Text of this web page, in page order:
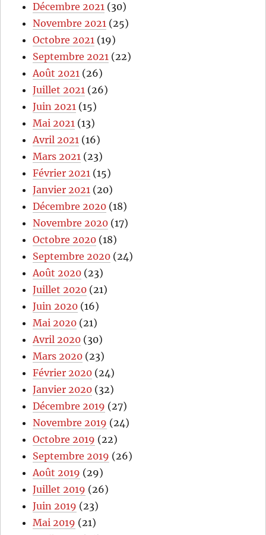
Décembre 2021 (30)
Novembre 2021 (25)
Octobre 2021 (19)
Septembre 2021 (22)
Août 2021 (26)
Juillet 2021 (26)
Juin 2021 (15)
Mai 2021 (13)
Avril 2021 (16)
Mars 2021 (23)
Février 2021 (15)
Janvier 2021 (20)
Décembre 2020 (18)
Novembre 2020 (17)
Octobre 2020 (18)
Septembre 2020 (24)
Août 2020 (23)
Juillet 2020 (21)
Juin 2020 (16)
Mai 2020 (21)
Avril 2020 (30)
Mars 2020 (23)
Février 2020 (24)
Janvier 2020 (32)
Décembre 2019 (27)
Novembre 2019 (24)
Octobre 2019 (22)
Septembre 2019 (26)
Août 2019 (29)
Juillet 2019 (26)
Juin 2019 (23)
Mai 2019 (21)